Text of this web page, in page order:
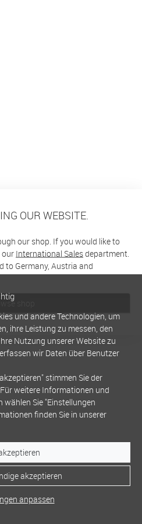
OUR WEBSITE.
our shop. If you would like to
our International Salesdepartment.
to Germany, Austria and
shop
und andere Technologien, um
ihre Leistung zu messen, den
Nutzung unserer Website zu
wir Daten über Benutzer
stimmen Sie der
weitere Informationen und
Sie "Einstellungen
finden Sie in unserer
akzeptieren
anpassen